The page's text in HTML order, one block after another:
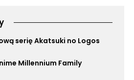
serię Akatsuki no Logos
Millennium Family